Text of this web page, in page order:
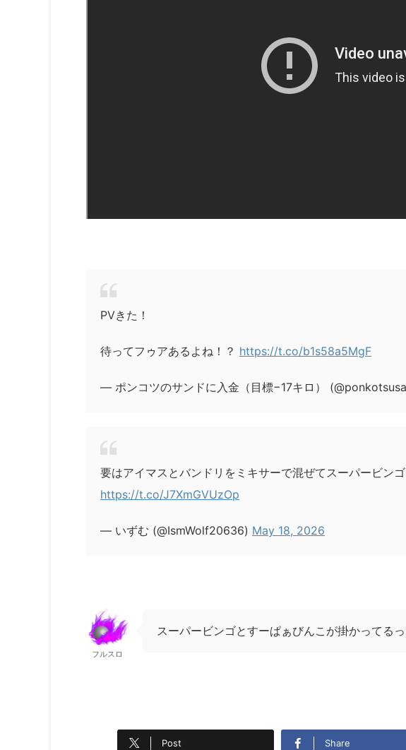
PVきた！
待ってフゥアあるよね！？ https://t.co/b1s58a5MgF
— ポンコツのサンドに入金（目標−17キロ）
要はアイマスとバンドリをミキサーで混ぜてスーパービンゴ
https://t.co/J7XmGVUzOp
— いずむ (@IsmWolf20636) May 18, 2026
フルスロ
スーパービンゴとすーぱぁびんこが掛かってる
Post Share